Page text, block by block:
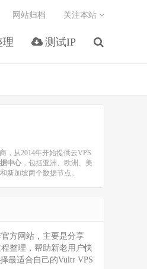
测试IP
网站归档 关注本站
，从2014年开始提供云VPS
中心 ，包括亚洲、欧洲、美
新加坡两个数据节点。
方网站，主要是分享
整理，帮助新老用户快
最适合自己的Vultr VPS